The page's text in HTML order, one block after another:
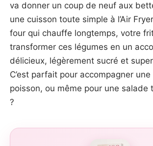
va donner un coup de neuf aux
une cuisson toute simple à l’Air
four qui chauffe longtemps, votre
transformer ces légumes en un
délicieux, légèrement sucré et
C’est parfait pour accompagner
poisson, ou même pour une salade
?